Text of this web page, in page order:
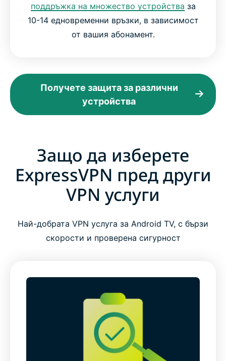
поддръжка на множество устройства за
10-14 едновременни връзки, в зависимост
от вашия абонамент.
Получете защита за различни
устройства
Защо да изберете
ExpressVPN пред други
VPN услуги
Най-добрата VPN услуга за Android TV, с бързи
скорости и проверена сигурност